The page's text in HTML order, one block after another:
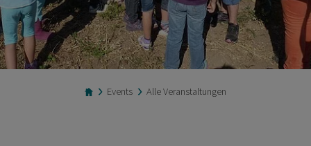
Events Alle Veranstaltungen